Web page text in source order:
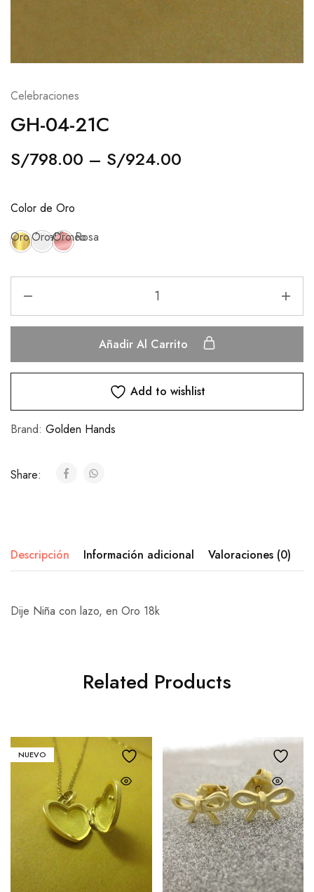
Celebraciones
GH-04-21C
S/798.00 – S/924.00
Color de Oro
Oro Amarillo
Oro Blanco
Oro Rosa
Añadir Al Carrito
Add to wishlist
Brand: Golden Hands
Share:
Descripción Información adicional Valoraciones (0)
Dije Niña con lazo, en Oro 18k
Related Products
NUEVO